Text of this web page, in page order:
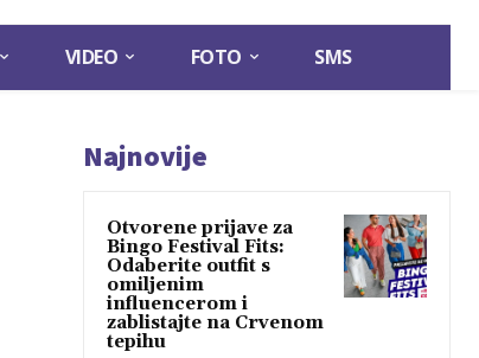
VIDEO FOTO SMS
Najnovije
Otvorene prijave za
Bingo Festival Fits:
Odaberite outfit s
omiljenim
influencerom i
zablistajte na Crvenom
tepihu